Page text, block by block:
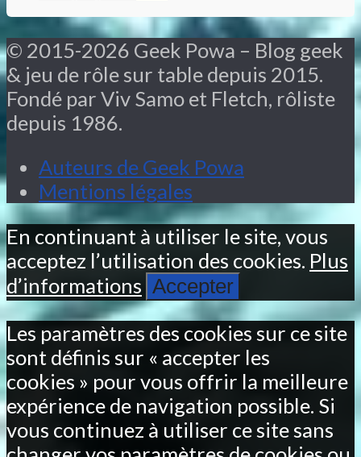
© 2015-2026 Geek Powa – Blog geek
& jeu de rôle sur table depuis 2015.
Fondé par Viv Samo et Fletch, rôliste
depuis 1986.
Auteurs de Geek Powa
Mentions légales
En continuant à utiliser le site, vous
acceptez l’utilisation des cookies. Plus
d’informations Accepter
Les paramètres des cookies sur ce site
sont définis sur « accepter les
cookies » pour vous offrir la meilleure
expérience de navigation possible. Si
vous continuez à utiliser ce site sans